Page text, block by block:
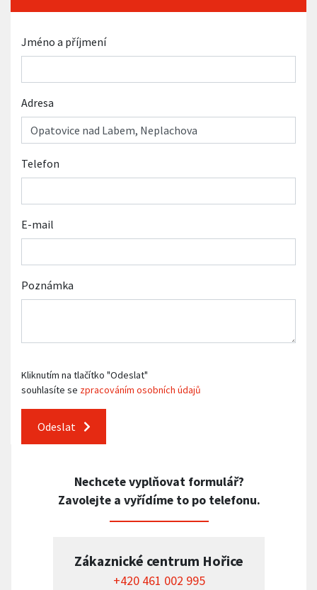
Jméno a příjmení
Adresa
Telefon
E-mail
Poznámka
Kliknutím na tlačítko "Odeslat"
souhlasíte se zpracováním osobních údajů
Odeslat
Nechcete vyplňovat formulář?
Zavolejte a vyřídíme to po telefonu.
Zákaznické centrum Hořice
+420 461 002 995